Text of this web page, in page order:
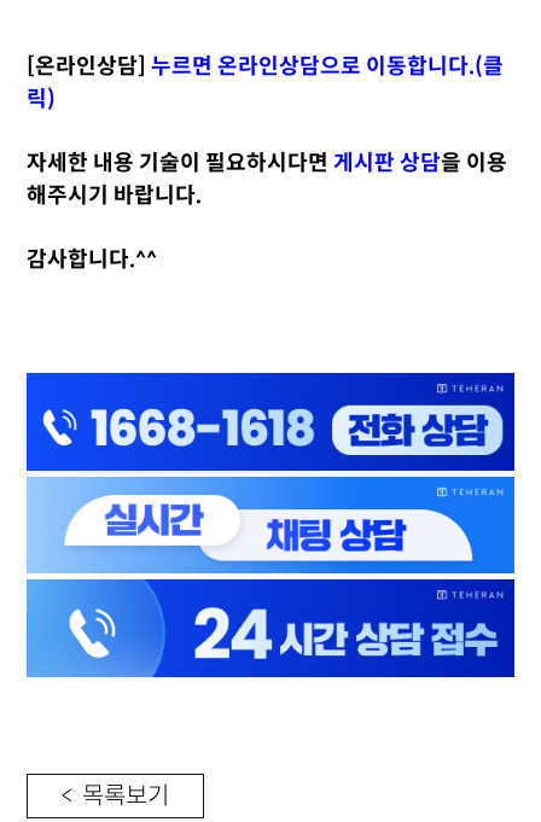
[온라인상담]누르면 온라인상담으로 이동합니다.(클
릭)
자세한 내용 기술이 필요하시다면게시판 상담을 이용
해주시기 바랍니다.
감사합니다.^^
< 목록보기